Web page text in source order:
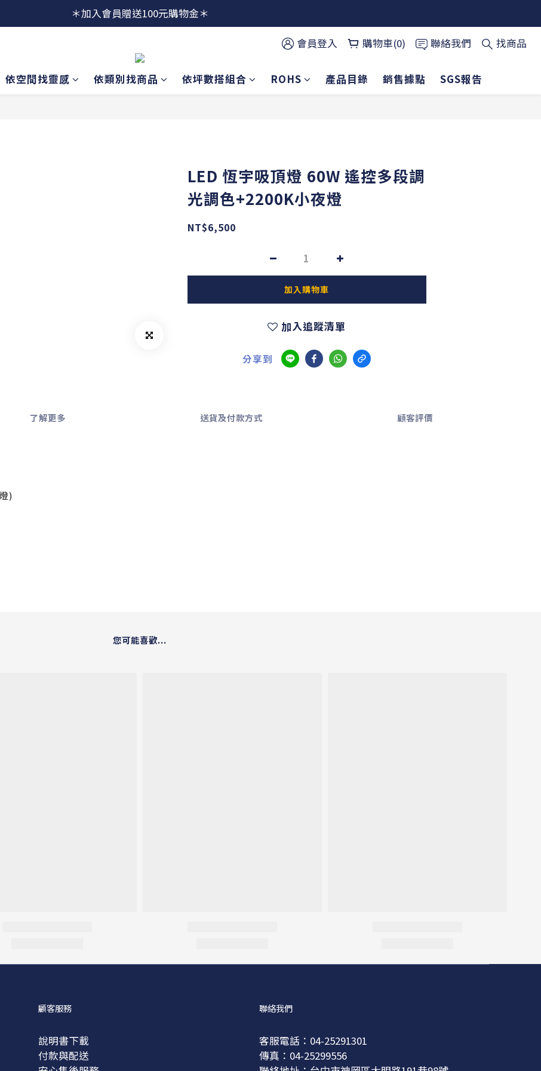
＊加入會員贈送100元購物金＊
會員登入 購物車(0) 聯絡我們 找商品
依空間找靈感 依類別找商品 依坪數搭組合 ROHS 產品目錄 銷售據點 SGS報告
LED 恆宇吸頂燈 60W 遙控多段調
光調色+2200K小夜燈
NT$6,500
加入購物車
加入追蹤清單
分享到
了解更多 送貨及付款方式 顧客評價
)
您可能喜歡...
顧客服務
說明書下載
付款與配送
聯絡我們
客服電話：04-25291301
傳真：04-25299556